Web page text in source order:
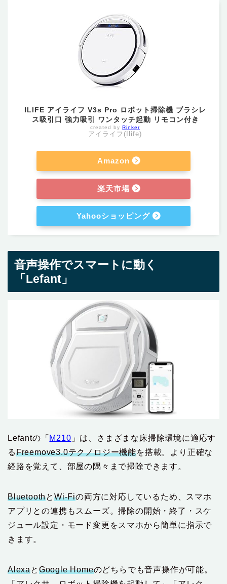
ILIFE アイライフ V3s Pro ロボット掃除機 ブラシレ
ス吸引口 強力吸引 ワンタッチ起動 リモコン付き
created byRinker
アイライフ(Ilife)
Amazon
楽天市場
Yahooショッピング
音声操作でスマートに動く
「Lefant」
Lefantの「 M210 」は、さまざまな床掃除環境に適応す
るFreemove3.0テクノロジー機能を搭載。より正確な
経路を覚えて、部屋の隅々まで掃除できます。
BluetoothとWi-Fiの両方に対応しているため、スマホ
アプリとの連携もスムーズ。掃除の開始・終了・スケ
ジュール設定・モード変更をスマホから簡単に指示で
きます。
Alexaと Google Homeのどちらでも音声操作が可能。